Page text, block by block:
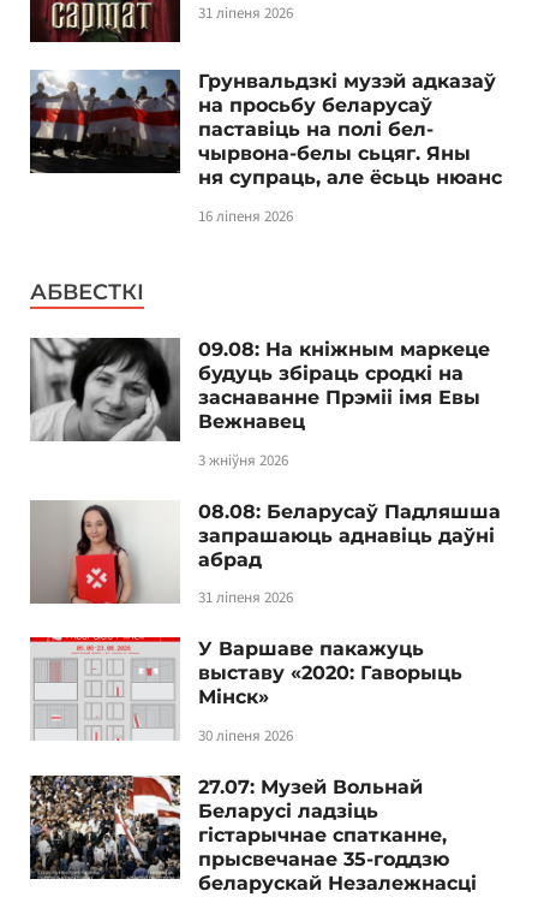
31 ліпеня 2026
Грунвальдзкі музэй адказаў
на просьбу беларусаў
паставіць на полі бел-
чырвона-белы сьцяг. Яны
ня супраць, але ёсьць нюанс
16 ліпеня 2026
АБВЕСТКІ
09.08: На кніжным маркеце
будуць збіраць сродкі на
заснаванне Прэміі імя Евы
Вежнавец
3 жніўня 2026
08.08: Беларусаў Падляшша
запрашаюць аднавіць даўні
абрад
31 ліпеня 2026
У Варшаве пакажуць
выставу «2020: Гаворыць
Мінск»
30 ліпеня 2026
27.07: Музей Вольнай
Беларусі ладзіць
гістарычнае спатканне,
прысвечанае 35-годдзю
беларускай Незалежнасці